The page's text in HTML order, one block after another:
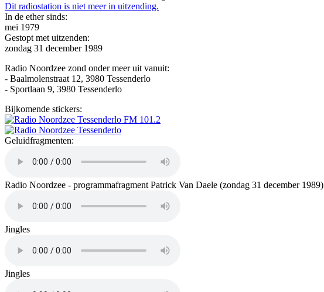
Dit radiostation is niet meer in uitzending.
In de ether sinds:
mei 1979
Gestopt met uitzenden:
zondag 31 december 1989
Radio Noordzee zond onder meer uit vanuit:
- Baalmolenstraat 12, 3980 Tessenderlo
- Sportlaan 9, 3980 Tessenderlo
Bijkomende stickers:
Geluidfragmenten:
Radio Noordzee - programmafragment Patrick Van Daele (zondag 31 december 1989)
Jingles
Jingles